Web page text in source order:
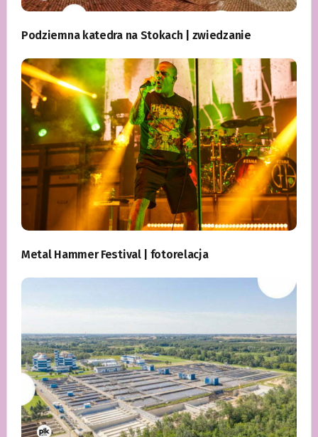
Podziemna katedra na Stokach | zwiedzanie
Metal Hammer Festival | fotorelacja